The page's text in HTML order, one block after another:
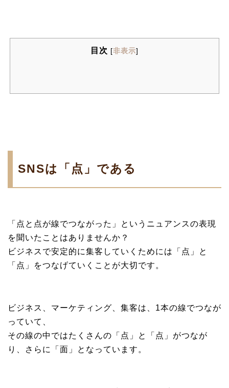
目次 [非表示]
SNSは「点」である
「点と点が線でつながった」というニュアンスの表現
を聞いたことはありませんか？
ビジネスで安定的に集客していくためには「点」と
「点」をつなげていくことが大切です。
ビジネス、マーケティング、集客は、1本の線でつなが
っていて、
その線の中ではたくさんの「点」と「点」がつなが
り、さらに「面」となっています。